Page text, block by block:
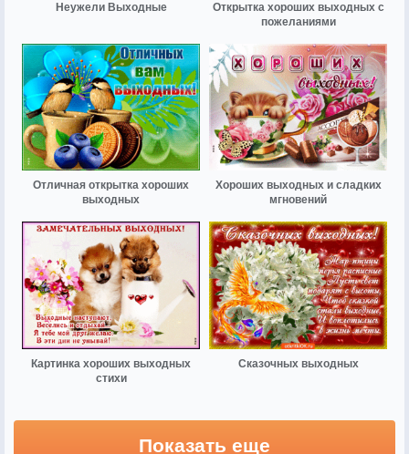
Неужели Выходные
Открытка хороших выходных с
пожеланиями
Отличная открытка хороших
выходных
Хороших выходных и сладких
мгновений
Картинка хороших выходных
стихи
Сказочных выходных
Показать еще